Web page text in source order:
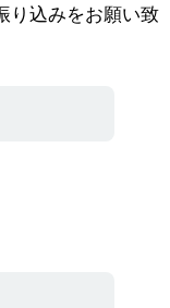
り込みをお願い致